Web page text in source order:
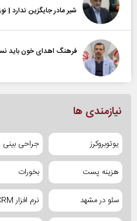
شیر مادر جایگزین ندارد |
فرهنگ اهدای خون باید
نیازمندی ها
یوتوبروکرز جراحی بینی
هزینه پست بخورات
سئو در مشهد نرم افزار CRM